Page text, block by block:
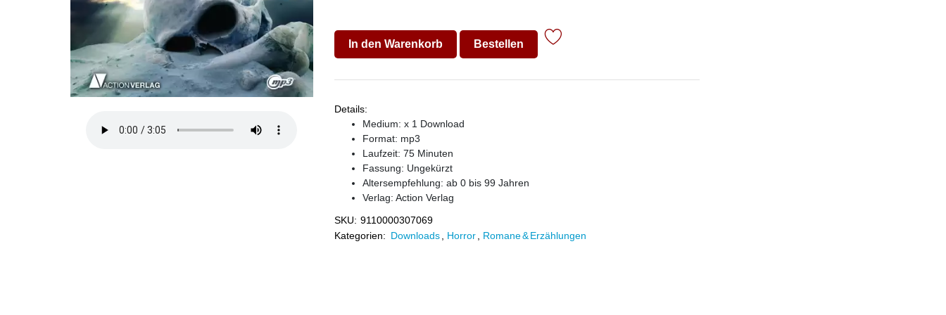
In den Warenkorb Bestellen
Details:
Medium: x 1 Download
Format: mp3
Laufzeit: 75 Minuten
Fassung: Ungekürzt
Altersempfehlung: ab 0 bis 99 Jahren
Verlag: Action Verlag
SKU: 9110000307069
Kategorien: Downloads Horror Romane & Erzählungen